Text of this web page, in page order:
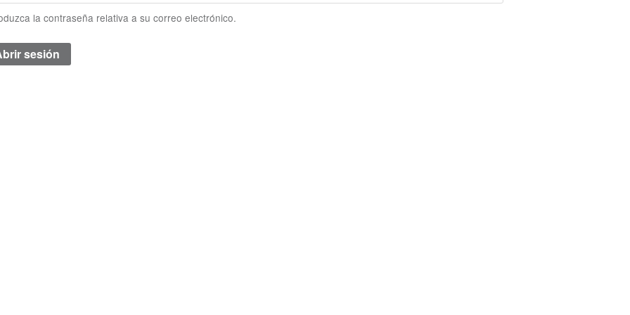
la contraseña relativa a su correo electrónico.